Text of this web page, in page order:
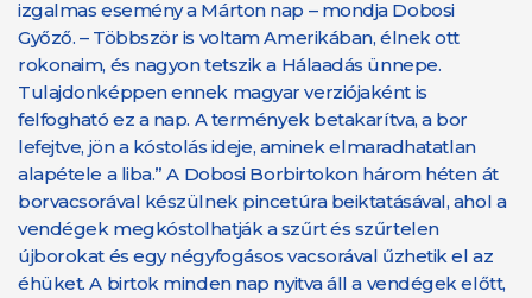
izgalmas esemény a Márton nap – mondja Dobosi
Győző. – Többször is voltam Amerikában, élnek ott
rokonaim, és nagyon tetszik a Hálaadás ünnepe.
Tulajdonképpen ennek magyar verziójaként is
felfogható ez a nap. A termények betakarítva, a bor
lefejtve, jön a kóstolás ideje, aminek elmaradhatatlan
alapétele a liba.” A Dobosi Borbirtokon három héten át
borvacsorával készülnek pincetúra beiktatásával, ahol a
vendégek megkóstolhatják a szűrt és szűrtelen
újborokat és egy négyfogásos vacsorával űzhetik el az
éhüket. A birtok minden nap nyitva áll a vendégek előtt,